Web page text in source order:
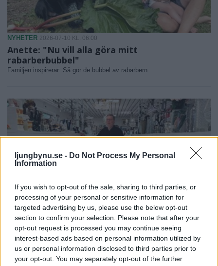
ljungbynu.se - Do Not Process My Personal
Information
If you wish to opt-out of the sale, sharing to third parties, or
processing of your personal or sensitive information for
targeted advertising by us, please use the below opt-out
section to confirm your selection. Please note that after your
opt-out request is processed you may continue seeing
interest-based ads based on personal information utilized by
us or personal information disclosed to third parties prior to
your opt-out. You may separately opt-out of the further
NYHETER 2026-07-10 KL. 06:00
Anette: "Nu vill alla göra mitt
rabarberbubbel"
Familjen inspirerar: Så gör de bubbel av rabarbern
NYHETER 2026-07-06 KL. 17:44
Fyra anställda och över åttio frivilliga –
Slussen i Lagan växer
Second hand-varuhuset Slussen i Lagan är så mycket mer än "bara" en